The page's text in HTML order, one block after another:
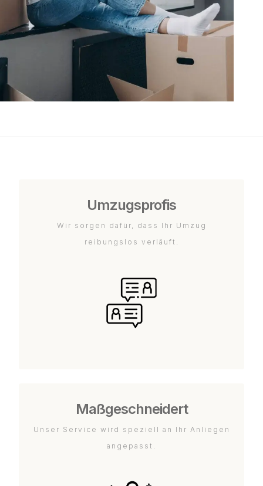
Umzugsprofis
Wir sorgen dafür, dass Ihr Umzug
reibungslos verläuft.
Maßgeschneidert
Unser Service wird speziell an Ihr Anliegen
angepasst.